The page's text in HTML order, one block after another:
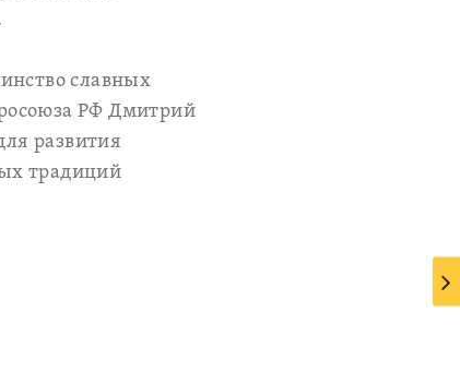
славных
РФ Дмитрий
развития
традиций